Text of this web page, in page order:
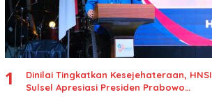
Berani Sampaikan
Gagasan untuk Bangsa
1
Dinilai Tingkatkan Kesejehateraan, HNSI
Sulsel Apresiasi Presiden Prabowo